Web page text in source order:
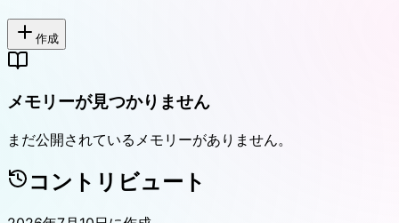
作成
メモリーが見つかりません
まだ公開されているメモリーがありません。
コントリビュート